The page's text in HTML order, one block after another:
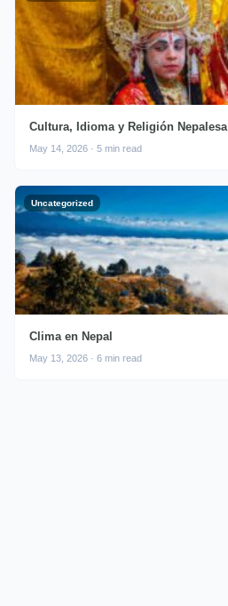
Cultura, Idioma y Religión Nepalesa
May 14, 2026 · 5 min read
Uncategorized
Clima en Nepal
May 13, 2026 · 6 min read